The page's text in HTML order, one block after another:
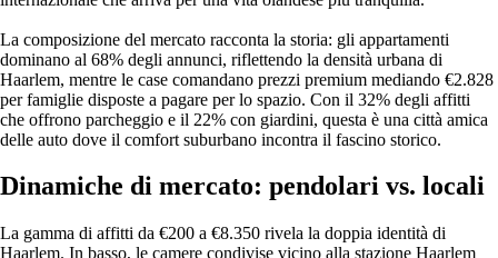
La composizione del mercato racconta la storia: gli appartamenti
dominano al 68% degli annunci, riflettendo la densità urbana di
Haarlem, mentre le case comandano prezzi premium mediando €2.828
per famiglie disposte a pagare per lo spazio. Con il 32% degli affitti
che offrono parcheggio e il 22% con giardini, questa è una città amica
delle auto dove il comfort suburbano incontra il fascino storico.
Dinamiche di mercato: pendolari vs. locali
La gamma di affitti da €200 a €8.350 rivela la doppia identità di
Haarlem. In basso, le camere condivise vicino alla stazione Haarlem